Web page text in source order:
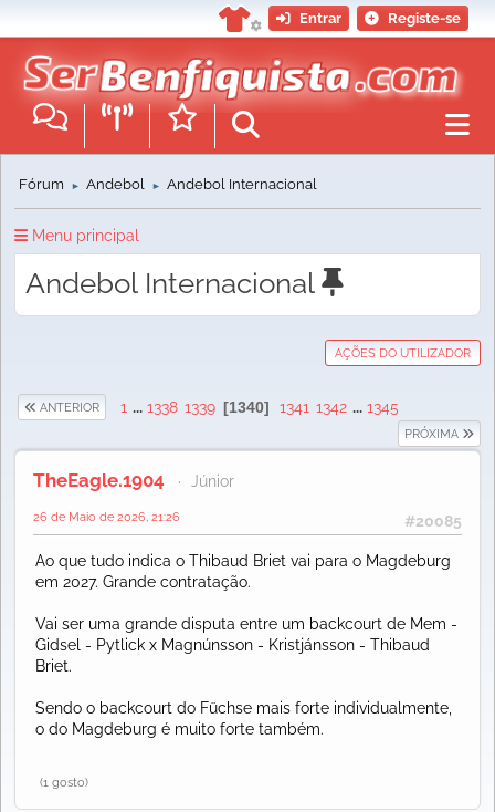
Entrar Registe-se
Fórum ► Andebol ► Andebol Internacional
Menu principal
Andebol Internacional
AÇÕES DO UTILIZADOR
ANTERIOR 1 ... 1338 1339 1340 1341 1342 ... 1345
PRÓXIMA
TheEagle.1904 Júnior
#20085
26 de Maio de 2026, 21:26
Ao que tudo indica o Thibaud Briet vai para o Magdeburg
em 2027. Grande contratação.
Vai ser uma grande disputa entre um backcourt de Mem -
Gidsel - Pytlick x Magnúnsson - Kristjánsson - Thibaud
Briet.
Sendo o backcourt do Füchse mais forte individualmente,
o do Magdeburg é muito forte também.
(1 gosto)